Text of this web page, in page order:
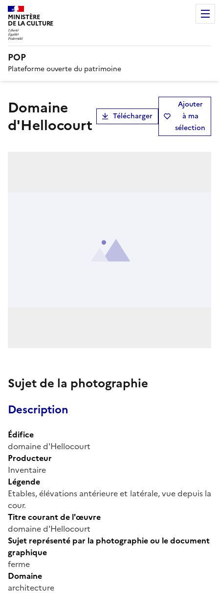
MINISTÈRE
DE LA CULTURE
POP
Plateforme ouverte du patrimoine
domaine
d'Hellocourt
Télécharger
Ajouter
à ma
sélection
Sujet de la photographie
Description
Édifice
domaine d'Hellocourt
Producteur
Inventaire
Légende
Etables, élévations antérieure et latérale, vue depuis la
cour.
Titre courant de l'œuvre
domaine d'Hellocourt
Sujet représenté par la photographie ou le document
graphique
ferme
Domaine
architecture